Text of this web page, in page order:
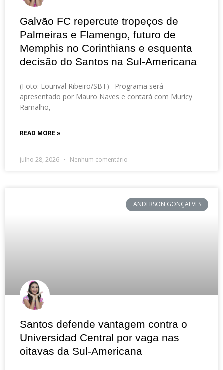
Galvão FC repercute tropeços de
Palmeiras e Flamengo, futuro de
Memphis no Corinthians e esquenta
decisão do Santos na Sul-Americana
(Foto: Lourival Ribeiro/SBT) Programa será
apresentado por Mauro Naves e contará com Muricy
Ramalho,
READ MORE »
julho 28, 2026 Nenhum comentário
ANDERSON GONÇALVES
Santos defende vantagem contra o
Universidad Central por vaga nas
oitavas da Sul-Americana